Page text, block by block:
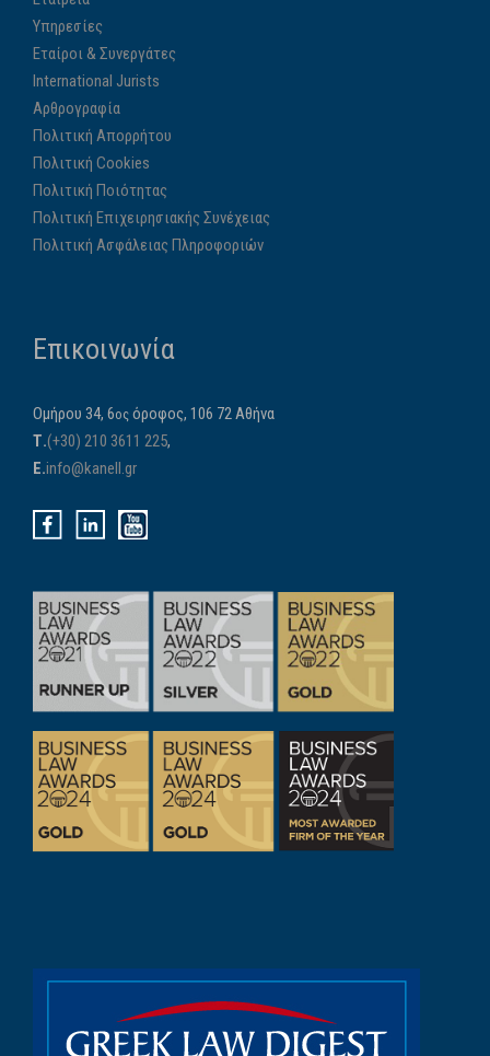
Υπηρεσίες
Εταίροι & Συνεργάτες
International Jurists
Αρθρογραφία
Πολιτική Απορρήτου
Πολιτική Cookies
Πολιτική Ποιότητας
Πολιτική Επιχειρησιακής Συνέχειας
Πολιτική Ασφάλειας Πληροφοριών
Επικοινωνία
Ομήρου 34, 6ος όροφος, 106 72 Αθήνα
Τ.(+30) 210 3611 225,
E.info@kanell.gr